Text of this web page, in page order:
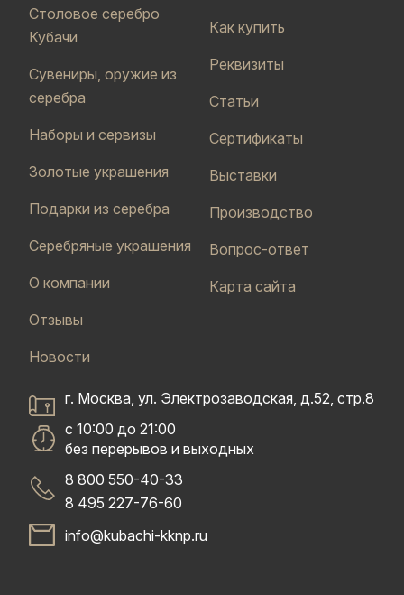
Столовое серебро
Кубачи
Сувениры, оружие из
серебра
Наборы и сервизы
Золотые украшения
Подарки из серебра
Серебряные украшения
О компании
Отзывы
Новости
Как купить
Реквизиты
Статьи
Сертификаты
Выставки
Производство
Вопрос-ответ
Карта сайта
г. Москва, ул. Электрозаводская, д.52, стр.8
с 10:00 до 21:00
без перерывов и выходных
8 800 550-40-33
8 495 227-76-60
info@kubachi-kknp.ru